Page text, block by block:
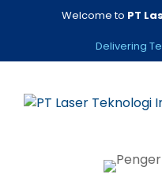
Welcome to PT
Delivering